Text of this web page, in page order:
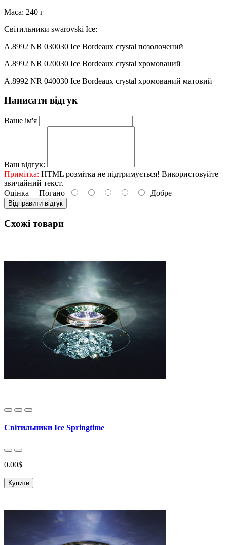
Маса: 240 г
Світильники swarovski Ice:
A.8992 NR 030030 Ice Bordeaux crystal позолочений
A.8992 NR 020030 Ice Bordeaux crystal хромований
A.8992 NR 040030 Ice Bordeaux crystal хромований матовий
Написати відгук
Ваше ім'я
Ваш відгук:
Примітка: HTML розмітка не підтримується! Використовуйте
звичайний текст.
Оцінка Погано Добре
Відправити відгук
Схожі товари
Світильники Ice Springtime
0.00$
Купити